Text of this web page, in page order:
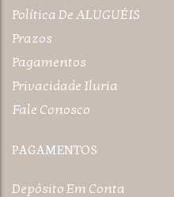
Política De ALUGUÉIS
Prazos
Pagamentos
Privacidade Iluria
Fale Conosco
PAGAMENTOS
Depósito Em Conta